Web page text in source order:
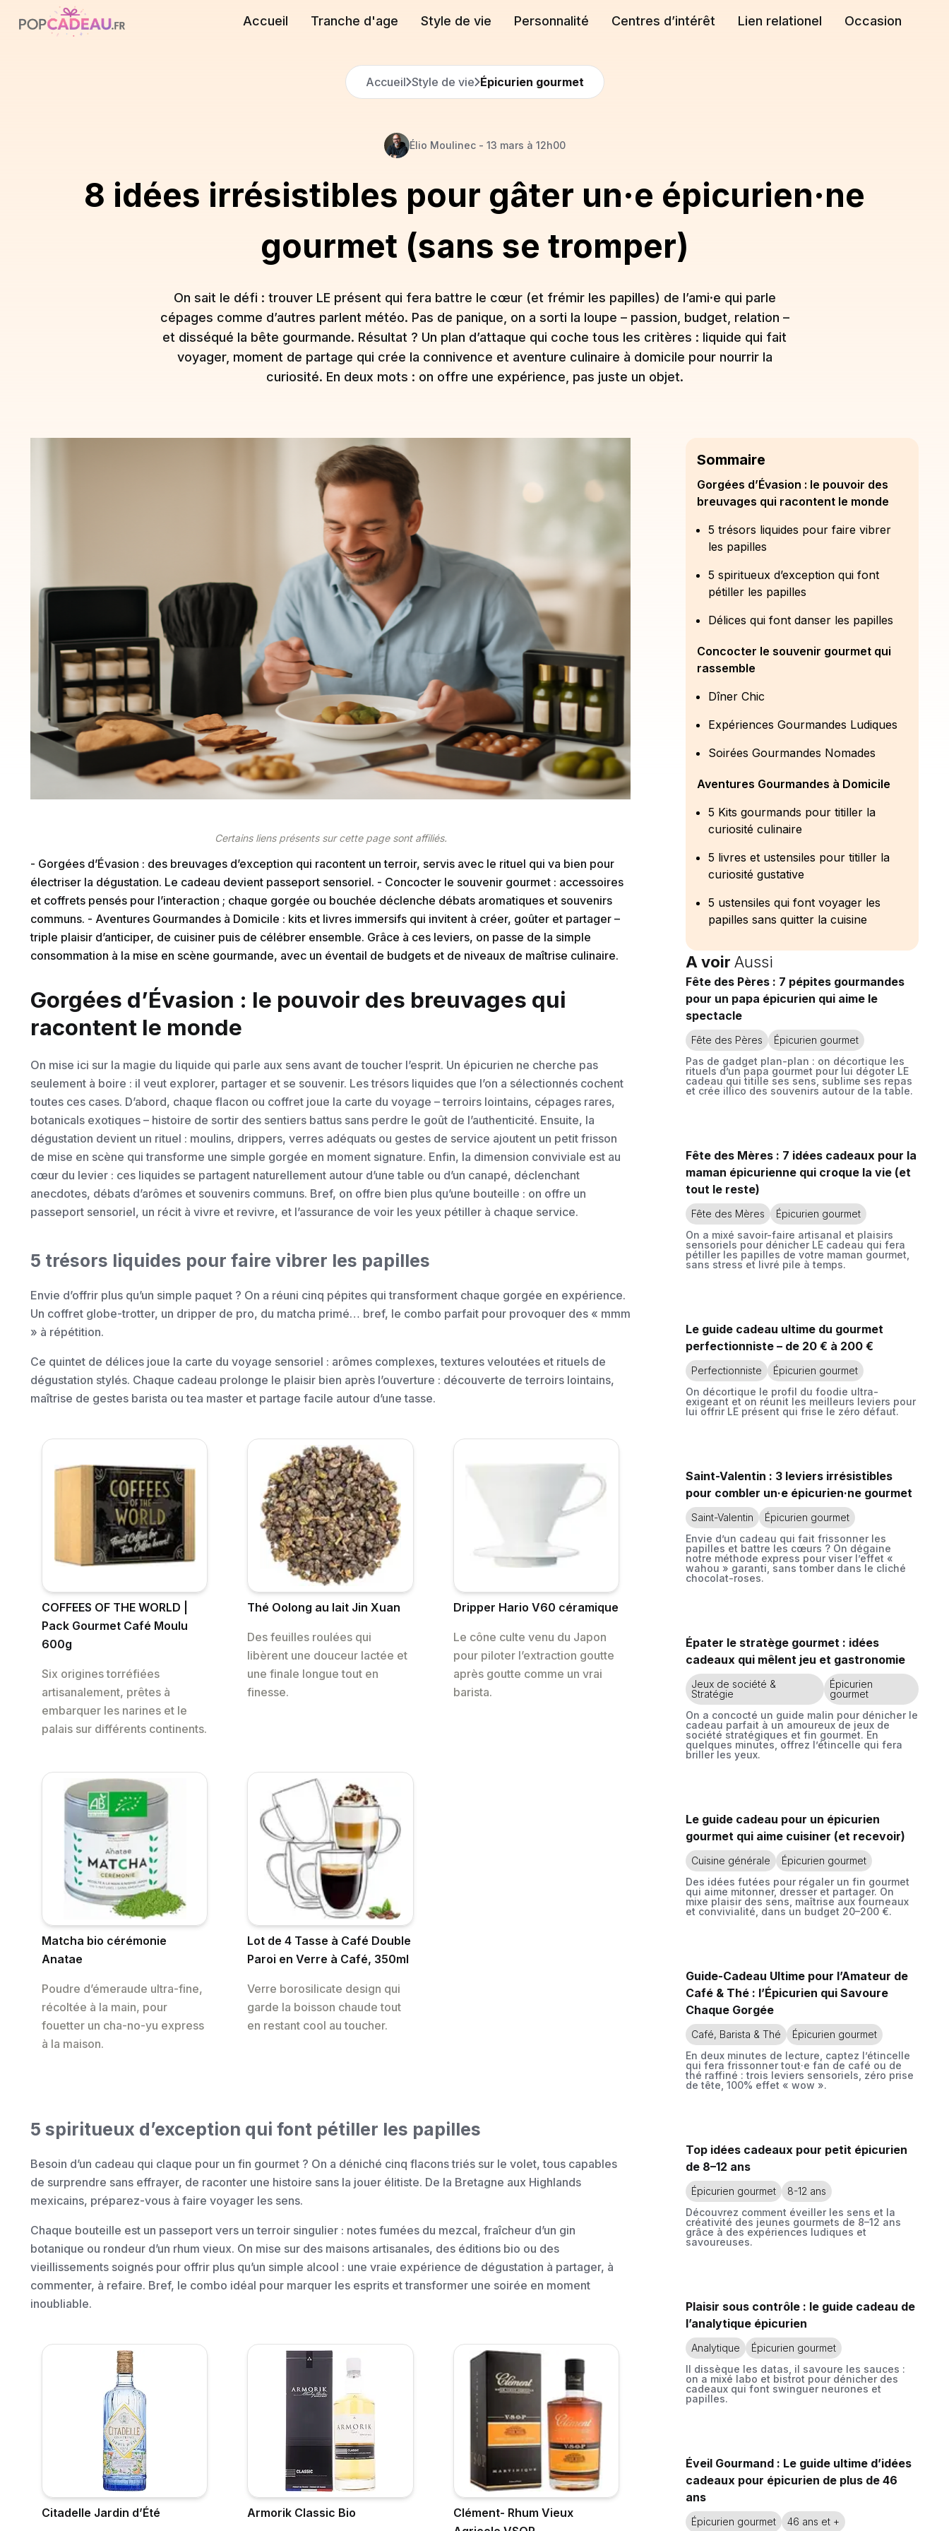
Accueil Tranche d'age Style de vie Personnalité Centres d’intérêt Lien relationel Occasion
Accueil Style de vie Épicurien gourmet
Élio Moulinec - 13 mars à 12h00
8 idées irrésistibles pour gâter un·e épicurien·ne
gourmet (sans se tromper)
On sait le défi : trouver LE présent qui fera battre le cœur (et frémir les papilles) de l’ami·e qui parle
cépages comme d’autres parlent météo. Pas de panique, on a sorti la loupe – passion, budget, relation –
et disséqué la bête gourmande. Résultat ? Un plan d’attaque qui coche tous les critères : liquide qui fait
voyager, moment de partage qui crée la connivence et aventure culinaire à domicile pour nourrir la
curiosité. En deux mots : on offre une expérience, pas juste un objet.
Certains liens présents sur cette page sont affiliés.
- Gorgées d’Évasion : des breuvages d’exception qui racontent un terroir, servis avec le rituel qui va bien pour
électriser la dégustation. Le cadeau devient passeport sensoriel. - Concocter le souvenir gourmet : accessoires
et coffrets pensés pour l’interaction ; chaque gorgée ou bouchée déclenche débats aromatiques et souvenirs
communs. - Aventures Gourmandes à Domicile : kits et livres immersifs qui invitent à créer, goûter et partager –
triple plaisir d’anticiper, de cuisiner puis de célébrer ensemble. Grâce à ces leviers, on passe de la simple
consommation à la mise en scène gourmande, avec un éventail de budgets et de niveaux de maîtrise culinaire.
Gorgées d’Évasion : le pouvoir des breuvages qui
racontent le monde
On mise ici sur la magie du liquide qui parle aux sens avant de toucher l’esprit. Un épicurien ne cherche pas
seulement à boire : il veut explorer, partager et se souvenir. Les trésors liquides que l’on a sélectionnés cochent
toutes ces cases. D’abord, chaque flacon ou coffret joue la carte du voyage – terroirs lointains, cépages rares,
botanicals exotiques – histoire de sortir des sentiers battus sans perdre le goût de l’authenticité. Ensuite, la
dégustation devient un rituel : moulins, drippers, verres adéquats ou gestes de service ajoutent un petit frisson
de mise en scène qui transforme une simple gorgée en moment signature. Enfin, la dimension conviviale est au
cœur du levier : ces liquides se partagent naturellement autour d’une table ou d’un canapé, déclenchant
anecdotes, débats d’arômes et souvenirs communs. Bref, on offre bien plus qu’une bouteille : on offre un
passeport sensoriel, un récit à vivre et revivre, et l’assurance de voir les yeux pétiller à chaque service.
5 trésors liquides pour faire vibrer les papilles
Envie d’offrir plus qu’un simple paquet ? On a réuni cinq pépites qui transforment chaque gorgée en expérience.
Un coffret globe-trotter, un dripper de pro, du matcha primé… bref, le combo parfait pour provoquer des « mmm
» à répétition.
Ce quintet de délices joue la carte du voyage sensoriel : arômes complexes, textures veloutées et rituels de
dégustation stylés. Chaque cadeau prolonge le plaisir bien après l’ouverture : découverte de terroirs lointains,
maîtrise de gestes barista ou tea master et partage facile autour d’une tasse.
COFFEES OF THE WORLD |
Pack Gourmet Café Moulu
600g
Six origines torréfiées
artisanalement, prêtes à
embarquer les narines et le
palais sur différents continents.
Thé Oolong au lait Jin Xuan
Des feuilles roulées qui
libèrent une douceur lactée et
une finale longue tout en
finesse.
Dripper Hario V60 céramique
Le cône culte venu du Japon
pour piloter l’extraction goutte
après goutte comme un vrai
barista.
Matcha bio cérémonie
Anatae
Poudre d’émeraude ultra-fine,
récoltée à la main, pour
fouetter un cha-no-yu express
à la maison.
Lot de 4 Tasse à Café Double
Paroi en Verre à Café, 350ml
Verre borosilicate design qui
garde la boisson chaude tout
en restant cool au toucher.
5 spiritueux d’exception qui font pétiller les papilles
Besoin d’un cadeau qui claque pour un fin gourmet ? On a déniché cinq flacons triés sur le volet, tous capables
de surprendre sans effrayer, de raconter une histoire sans la jouer élitiste. De la Bretagne aux Highlands
mexicains, préparez-vous à faire voyager les sens.
Chaque bouteille est un passeport vers un terroir singulier : notes fumées du mezcal, fraîcheur d’un gin
botanique ou rondeur d’un rhum vieux. On mise sur des maisons artisanales, des éditions bio ou des
vieillissements soignés pour offrir plus qu’un simple alcool : une vraie expérience de dégustation à partager, à
commenter, à refaire. Bref, le combo idéal pour marquer les esprits et transformer une soirée en moment
inoubliable.
Citadelle Jardin d’Été Armorik Classic Bio
Clément- Rhum Vieux
Sommaire
Gorgées d’Évasion : le pouvoir des
breuvages qui racontent le monde
5 trésors liquides pour faire vibrer
les papilles
5 spiritueux d’exception qui font
pétiller les papilles
Délices qui font danser les papilles
Concocter le souvenir gourmet qui
rassemble
Dîner Chic
Expériences Gourmandes Ludiques
Soirées Gourmandes Nomades
Aventures Gourmandes à Domicile
5 Kits gourmands pour titiller la
curiosité culinaire
5 livres et ustensiles pour titiller la
curiosité gustative
5 ustensiles qui font voyager les
papilles sans quitter la cuisine
A voir Aussi
Fête des Pères : 7 pépites gourmandes
pour un papa épicurien qui aime le
spectacle
Fête des Pères
Épicurien gourmet
Pas de gadget plan-plan : on décortique les
rituels d’un papa gourmet pour lui dégoter LE
cadeau qui titille ses sens, sublime ses repas
et crée illico des souvenirs autour de la table.
Fête des Mères : 7 idées cadeaux pour la
maman épicurienne qui croque la vie (et
tout le reste)
Fête des Mères
Épicurien gourmet
On a mixé savoir-faire artisanal et plaisirs
sensoriels pour dénicher LE cadeau qui fera
pétiller les papilles de votre maman gourmet,
sans stress et livré pile à temps.
Le guide cadeau ultime du gourmet
perfectionniste – de 20 € à 200 €
Perfectionniste
Épicurien gourmet
On décortique le profil du foodie ultra-
exigeant et on réunit les meilleurs leviers pour
lui offrir LE présent qui frise le zéro défaut.
Saint-Valentin : 3 leviers irrésistibles
pour combler un·e épicurien·ne gourmet
Saint-Valentin
Épicurien gourmet
Envie d’un cadeau qui fait frissonner les
papilles et battre les cœurs ? On dégaine
notre méthode express pour viser l’effet «
wahou » garanti, sans tomber dans le cliché
chocolat-roses.
Épater le stratège gourmet : idées
cadeaux qui mêlent jeu et gastronomie
Jeux de société &
Stratégie
Épicurien
gourmet
On a concocté un guide malin pour dénicher le
cadeau parfait à un amoureux de jeux de
société stratégiques et fin gourmet. En
quelques minutes, offrez l’étincelle qui fera
briller les yeux.
Le guide cadeau pour un épicurien
gourmet qui aime cuisiner (et recevoir)
Cuisine générale
Épicurien gourmet
Des idées futées pour régaler un fin gourmet
qui aime mitonner, dresser et partager. On
mixe plaisir des sens, maîtrise aux fourneaux
et convivialité, dans un budget 20–200 €.
Guide-Cadeau Ultime pour l’Amateur de
Café & Thé : l’Épicurien qui Savoure
Chaque Gorgée
Café, Barista & Thé
Épicurien gourmet
En deux minutes de lecture, captez l’étincelle
qui fera frissonner tout·e fan de café ou de
thé raffiné : trois leviers sensoriels, zéro prise
de tête, 100% effet « wow ».
Top idées cadeaux pour petit épicurien
de 8–12 ans
Épicurien gourmet
8-12 ans
Découvrez comment éveiller les sens et la
créativité des jeunes gourmets de 8–12 ans
grâce à des expériences ludiques et
savoureuses.
Plaisir sous contrôle : le guide cadeau de
l’analytique épicurien
Analytique
Épicurien gourmet
Il dissèque les datas, il savoure les sauces :
on a mixé labo et bistrot pour dénicher des
cadeaux qui font swinguer neurones et
papilles.
Éveil Gourmand : Le guide ultime d’idées
cadeaux pour épicurien de plus de 46
ans
Épicurien gourmet 46 ans et +